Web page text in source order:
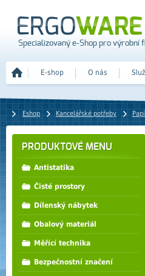
Specializovaný e-Shop pro výrobní
E-shop O nás
Eshop Kancelářské potřeby
PRODUKTOVÉ MENU
Antistatika
Čisté prostory
Dílenský nábytek
Obalový materiál
Měřící technika
Bezpečnostní značení